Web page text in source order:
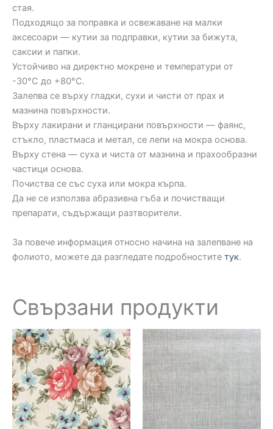
стая.
Подходящо за поправка и освежаване на малки
аксесоари — кутии за подправки, кутии за бижута,
саксии и папки.
Устойчиво на директно мокрене и температури от
-30°C до +80°C.
Залепва се върху гладки, сухи и чисти от прах и
мазнина повърхности.
Върху лакирани и гланцирани повърхности — фаянс,
стъкло, пластмаса и метал, се лепи на мокра основа.
Върху стена — суха и чиста от мазнина и прахообразни
частици основа.
Почиства се със суха или мокра кърпа.
Да не се използва абразивна гъба и почистващи
препарати, съдържащи разтворители.
За повече информация относно начина на залепване на
фолиото, можете да разгледате подробностите тук.
Свързани продукти